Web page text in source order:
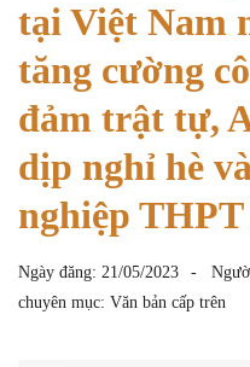
tại Việt Nam
tăng cường
đảm trật tự,
dịp nghỉ hè
nghiệp THPT
Ngày đăng: 21/05/2023
chuyên mục: Văn bản cấp trên